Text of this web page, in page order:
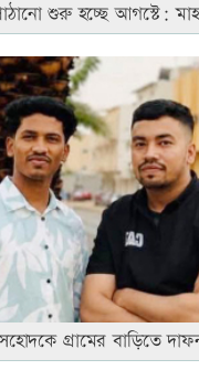
শুরু হচ্ছে আগস্টে:
গ্রামের বাড়িতে